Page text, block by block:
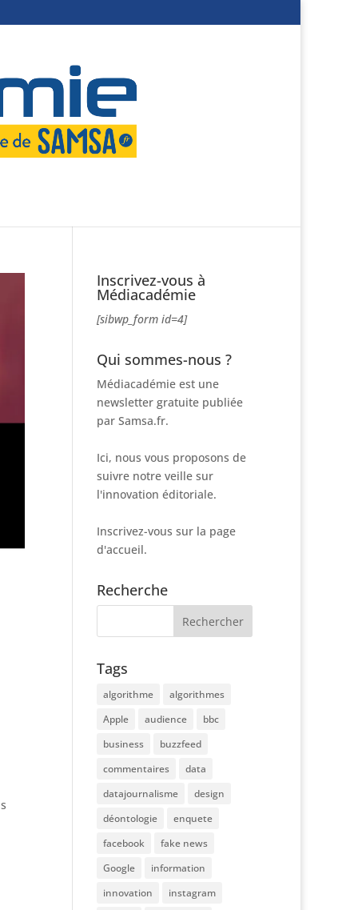
Inscrivez-vous à
Médiacadémie
[sibwp_form id=4]
Qui sommes-nous ?
Médiacadémie est une
newsletter gratuite publiée
par Samsa.fr.
Ici, nous vous proposons de
suivre notre veille sur
l'innovation éditoriale.
Inscrivez-vous sur la page
d'accueil.
Recherche
Tags
algorithme
algorithmes
Apple
audience
bbc
business
buzzfeed
commentaires
data
datajournalisme
design
déontologie
enquete
facebook
fake news
Google
information
innovation
instagram